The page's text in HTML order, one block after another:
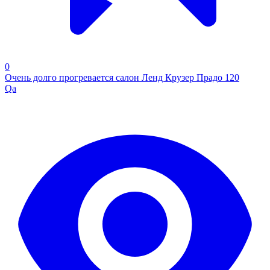
0
Очень долго прогревается салон Ленд Крузер Прадо 120
Qa